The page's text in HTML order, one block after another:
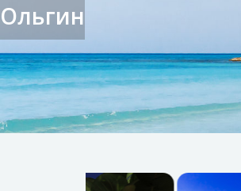
Ольгин